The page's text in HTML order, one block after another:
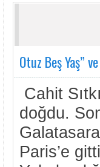
Otuz Beş Yaş”
Cahit
doğdu.
Paris’e